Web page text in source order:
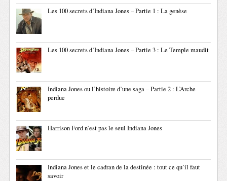
Les 100 secrets d’Indiana Jones – Partie 1 : La genèse
Les 100 secrets d’Indiana Jones – Partie 3 : Le Temple maudit
Indiana Jones ou l’histoire d’une saga – Partie 2 : L’Arche
perdue
Harrison Ford n’est pas le seul Indiana Jones
Indiana Jones et le cadran de la destinée : tout ce qu’il faut
savoir